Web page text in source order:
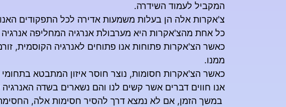
המקביל לעמוד השידרה.
צ'אקרות אלה הן בעלות משמעות אדירה לכל התפקודים
כל אחת מהצ'אקרות היא מערבולת אנרגיה המחליפה אנרגיה
כאשר הצ'אקרות פתוחות אנו פתוחים לאנרגיה הקוסמית,
ממנו.
כאשר הצ'אקרות חסומות, נוצר חוסר איזון המתבטא
אנו חווים דברים אשר קשים לנו והם נשארים בשדה
במשך הזמן, אם לא נמצא דרך להסיר חסימות אלה, החסימה